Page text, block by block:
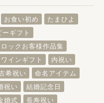
お食い初め
たまひよ
ーギフト
ックお客様作品集
ワインギフト
内祝い
希祝い
命名アイテム
祝い
結婚記念日
婚式 長寿祝い